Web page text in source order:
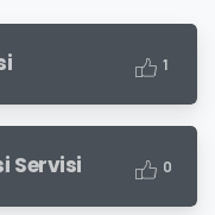
1
Servisi 0